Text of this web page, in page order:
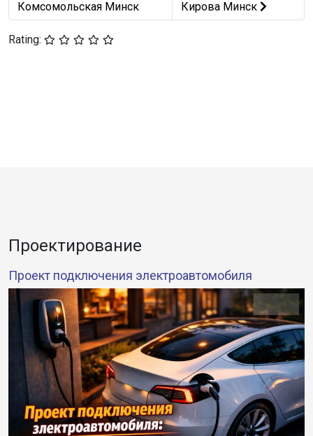
Комсомольская Минск Кирова Минск
Rating:
Проектирование
Проект подключения электроавтомобиля